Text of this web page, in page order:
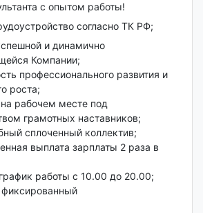
с опытом работы!
согласно ТК РФ;
и динамично
Компании;
профессионального развития и
роста;
рабочем месте под
грамотных наставников;
сплоченный коллектив;
выплата зарплаты 2 раза в
работы с 10.00 до 20.00;
фиксированный